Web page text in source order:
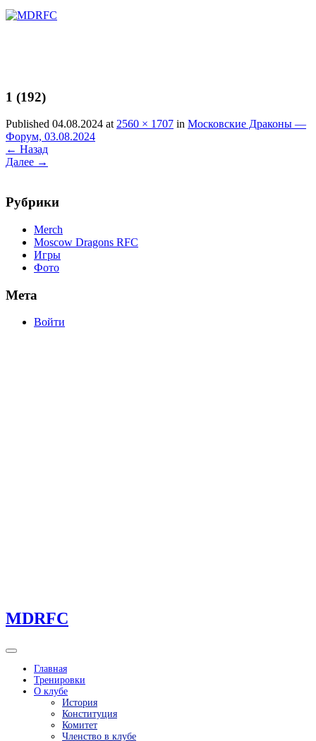
Перейти
к
MDRFC
Главная
Тренировки
О клубе
История
Конституция
Комитет
Членство в клубе
1 (192)
Published 04.08.2024 at2560 × 1707 in Московские Драконы —
Форум, 03.08.2024
← Назад
Далее →
Рубрики
Merch
Moscow Dragons RFC
Игры
Фото
Мета
Войти